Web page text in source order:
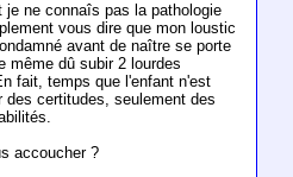
ne connaîs pas la pathologie
vous dire que mon loustic
avant de naître se porte
même dû subir 2 lourdes
fait, temps que l'enfant n'est
certitudes, seulement des
accoucher ?